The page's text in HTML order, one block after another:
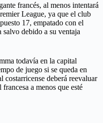
francés, al menos intentará
League, ya que el club
17, empatado con el
debido a su ventaja
todavía en la capital
de juego si se queda en
costarricense deberá reevaluar
a menos que esté